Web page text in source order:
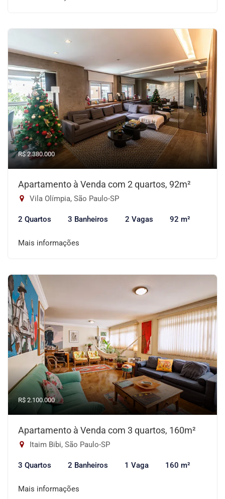
R$ 2.380.000
Apartamento à Venda com 2 quartos, 92m²
Vila Olímpia, São Paulo-SP
2 Quartos 3 Banheiros 2 Vagas 92 m²
Mais informações
R$ 2.100.000
Apartamento à Venda com 3 quartos, 160m²
Itaim Bibi, São Paulo-SP
3 Quartos 2 Banheiros 1 Vaga 160 m²
Mais informações